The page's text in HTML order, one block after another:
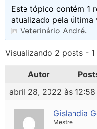
Este tópico contém 1
atualizado pela última
Veterinário André.
Visualizando 2 posts -
Autor
abril 28, 2022 às 12:58
Gislandia
Mestre